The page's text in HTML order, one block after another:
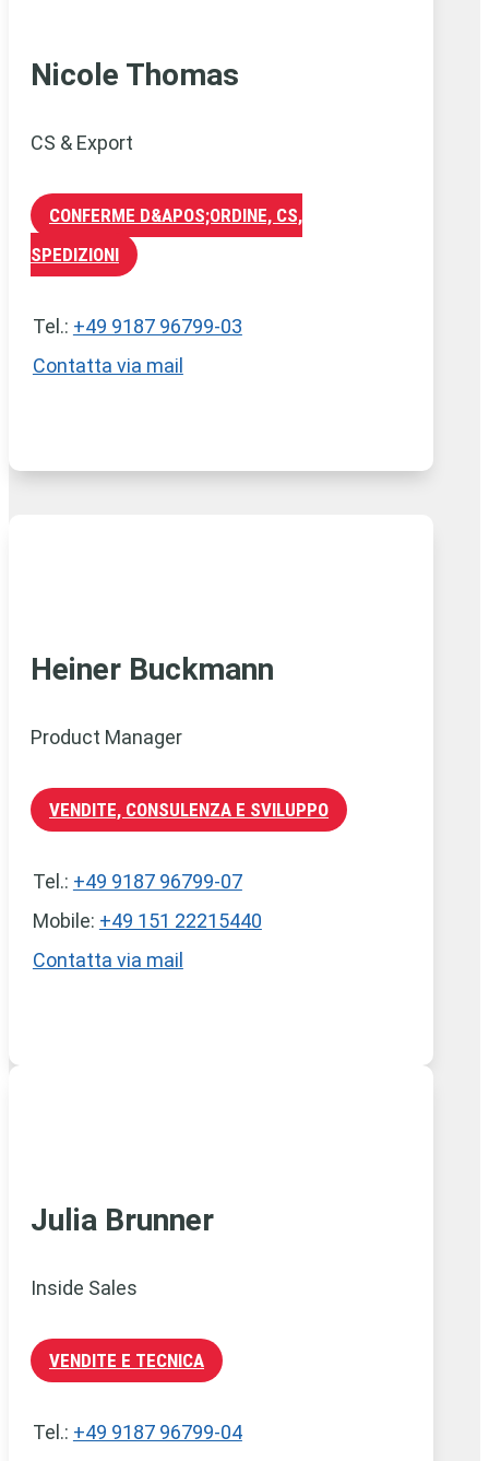
Nicole Thomas
CS & Export
CONFERME D&APOS;ORDINE, CS,
SPEDIZIONI
Tel.: +49 9187 96799-03
Contatta via mail
Heiner Buckmann
Product Manager
VENDITE, CONSULENZA E SVILUPPO
Tel.: +49 9187 96799-07
Mobile: +49 151 22215440
Contatta via mail
Julia Brunner
Inside Sales
VENDITE E TECNICA
Tel.: +49 9187 96799-04